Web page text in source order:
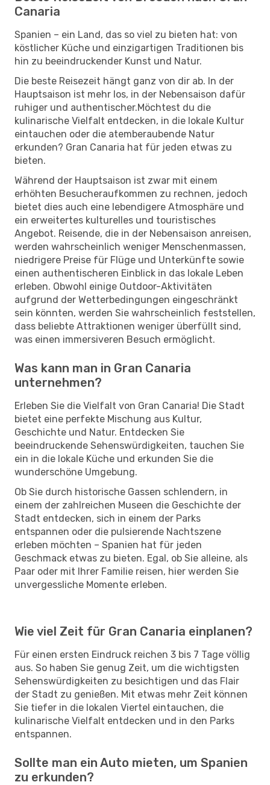
Canaria
Spanien – ein Land, das so viel zu bieten hat: von
köstlicher Küche und einzigartigen Traditionen bis
hin zu beeindruckender Kunst und Natur.
Die beste Reisezeit hängt ganz von dir ab. In der
Hauptsaison ist mehr los, in der Nebensaison dafür
ruhiger und authentischer.Möchtest du die
kulinarische Vielfalt entdecken, in die lokale Kultur
eintauchen oder die atemberaubende Natur
erkunden? Gran Canaria hat für jeden etwas zu
bieten.
Während der Hauptsaison ist zwar mit einem
erhöhten Besucheraufkommen zu rechnen, jedoch
bietet dies auch eine lebendigere Atmosphäre und
ein erweitertes kulturelles und touristisches
Angebot. Reisende, die in der Nebensaison anreisen,
werden wahrscheinlich weniger Menschenmassen,
niedrigere Preise für Flüge und Unterkünfte sowie
einen authentischeren Einblick in das lokale Leben
erleben. Obwohl einige Outdoor-Aktivitäten
aufgrund der Wetterbedingungen eingeschränkt
sein könnten, werden Sie wahrscheinlich feststellen,
dass beliebte Attraktionen weniger überfüllt sind,
was einen immersiveren Besuch ermöglicht.
Was kann man in Gran Canaria
unternehmen?
Erleben Sie die Vielfalt von Gran Canaria! Die Stadt
bietet eine perfekte Mischung aus Kultur,
Geschichte und Natur. Entdecken Sie
beeindruckende Sehenswürdigkeiten, tauchen Sie
ein in die lokale Küche und erkunden Sie die
wunderschöne Umgebung.
Ob Sie durch historische Gassen schlendern, in
einem der zahlreichen Museen die Geschichte der
Stadt entdecken, sich in einem der Parks
entspannen oder die pulsierende Nachtszene
erleben möchten – Spanien hat für jeden
Geschmack etwas zu bieten. Egal, ob Sie alleine, als
Paar oder mit Ihrer Familie reisen, hier werden Sie
unvergessliche Momente erleben.
Wie viel Zeit für Gran Canaria einplanen?
Für einen ersten Eindruck reichen 3 bis 7 Tage völlig
aus. So haben Sie genug Zeit, um die wichtigsten
Sehenswürdigkeiten zu besichtigen und das Flair
der Stadt zu genießen. Mit etwas mehr Zeit können
Sie tiefer in die lokalen Viertel eintauchen, die
kulinarische Vielfalt entdecken und in den Parks
entspannen.
Sollte man ein Auto mieten, um Spanien
zu erkunden?